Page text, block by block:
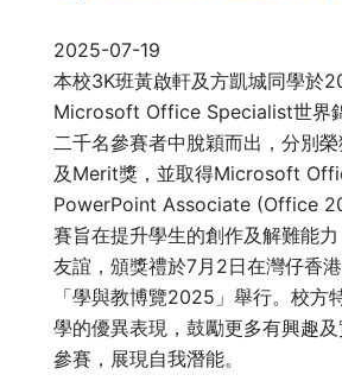
2025-07-19
本校3K班黃啟軒及方凱城同學於
Microsoft Office Specialist世界
二千名參賽者中脫穎而出，分別
及Merit獎，並取得Microsoft
PowerPoint Associate (Office
賽旨在提升學生的創作及解難能
友誼，頒獎禮於7月2日在灣仔香
「學與教博覽2025」舉行。校方
學的優異表現，鼓勵更多有興趣
參賽，展現自我潛能。